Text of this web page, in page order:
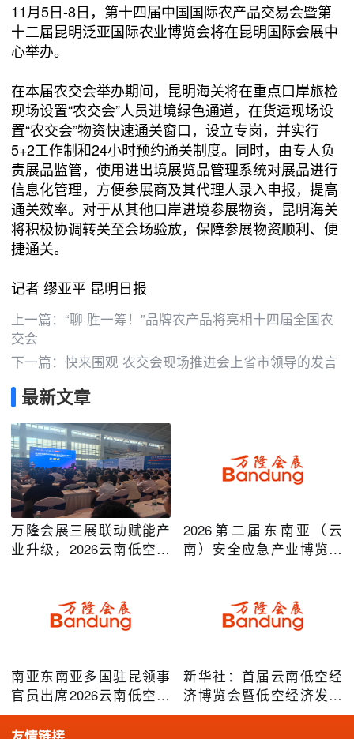
11月5日-8日，第十四届中国国际农产品交易会暨第
十二届昆明泛亚国际农业博览会将在昆明国际会展中
心举办。
在本届农交会举办期间，昆明海关将在重点口岸旅检
现场设置“农交会”人员进境绿色通道，在货运现场设
置“农交会”物资快速通关窗口，设立专岗，并实行
5+2工作制和24小时预约通关制度。同时，由专人负
责展品监管，使用进出境展览品管理系统对展品进行
信息化管理，方便参展商及其代理人录入申报，提高
通关效率。对于从其他口岸进境参展物资，昆明海关
将积极协调转关至会场验放，保障参展物资顺利、便
捷通关。
记者 缪亚平 昆明日报
上一篇： “聊·胜一筹！”品牌农产品将亮相十四届全国农
交会
下一篇：快来围观 农交会现场推进会上省市领导的发言
最新文章
万隆会展三展联动赋能产
业升级，2026云南低空经
2026第二届东南亚（云
南）安全应急产业博览会
南亚东南亚多国驻昆领事
官员出席2026云南低空经
济博览会，共谋跨境无人
机产业合作
新华社：首届云南低空经
济博览会暨低空经济发展
大会成效凸显